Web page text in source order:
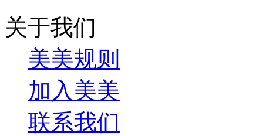
关于我们
美美规则
加入美美
联系我们